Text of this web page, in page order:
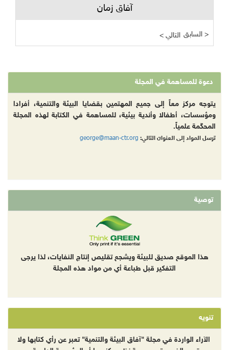
آفاق زمان
< التالي السابق >
دعوة للمساهمة في المجلة
يتوجه مركز معاً إلى جميع المهتمين بقضايا البيئة والتنمية، أفرادا
ومؤسسات، أطفالا وأندية بيئية، للمساهمة في الكتابة لهذه المجلة
المحكّمة علمياً.
ترسل المواد إلى العنوان التالي: george@maan-ctr.org
توصية
هذا الموقع صديق للبيئة ويشجع تقليص إنتاج النفايات، لذا يرجى
التفكير قبل طباعة أي من مواد هذه المجلة
تنويه
الآراء الواردة في مجلة "آفاق البيئة والتنمية" تعبر عن رأي كتابها ولا